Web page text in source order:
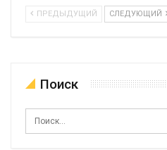
ПРЕДЫДУЩИЙ СЛЕДУЮЩИЙ
Поиск